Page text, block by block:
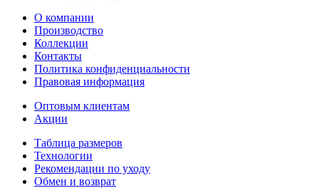
О компании
Производство
Коллекции
Контакты
Политика конфиденциальности
Правовая информация
Оптовым клиентам
Акции
Таблица размеров
Технологии
Рекомендации по уходу
Обмен и возврат